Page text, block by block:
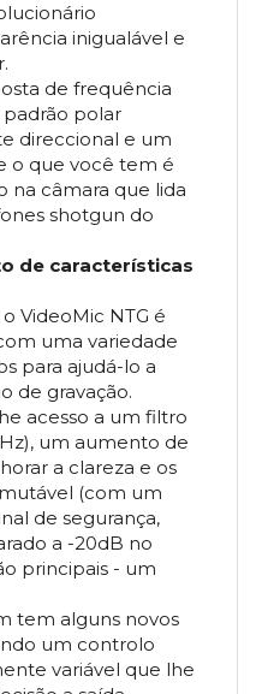
inigualável e
de frequência
polar
direccional e um
o que você tem é
câmara que lida
shotgun do
de características
VideoMic NTG é
uma variedade
para ajudá-lo a
de gravação.
acesso a um filtro
um aumento de
a clareza e os
(com um
de segurança,
a -20dB no
principais - um
tem alguns novos
um controlo
variável que lhe